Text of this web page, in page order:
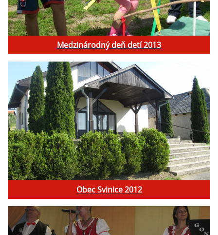
Medzinárodný deň detí 2013
Obec Svinice 2012